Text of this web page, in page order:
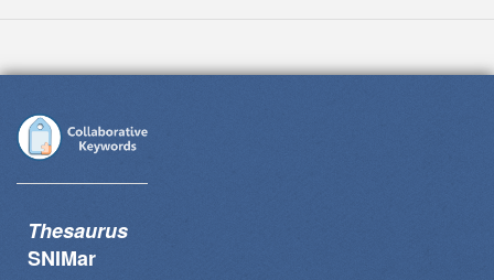
Thesaurus
SNIMar